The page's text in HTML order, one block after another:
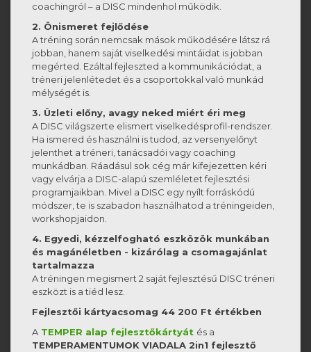
coachingról – a DISC mindenhol működik.
2. Önismeret fejlődése
A tréning során nemcsak mások működésére látsz rá
jobban, hanem saját viselkedési mintáidat is jobban
megérted. Ezáltal fejleszted a kommunikációdat, a
tréneri jelenlétedet és a csoportokkal való munkád
mélységét is.
3. Üzleti előny, avagy neked miért éri meg
A DISC világszerte elismert viselkedésprofil-rendszer.
Ha ismered és használni is tudod, az versenyelőnyt
jelenthet a tréneri, tanácsadói vagy coaching
munkádban. Ráadásul sok cég már kifejezetten kéri
vagy elvárja a DISC-alapú szemléletet fejlesztési
programjaikban. Mivel a DISC egy nyílt forráskódú
módszer, te is szabadon használhatod a tréningeiden,
workshopjaidon.
4. Egyedi, kézzelfogható eszközök munkában
és magánéletben - kizárólag a csomagajánlat
tartalmazza
A tréningen megismert 2 saját fejlesztésű DISC tréneri
eszközt is a tiéd lesz.
Fejlesztői kártyacsomag 44 200 Ft értékben
A TEMPER alap fejlesztőkártyát és a
TEMPERAMENTUMOK VIADALA 2in1 fejlesztő